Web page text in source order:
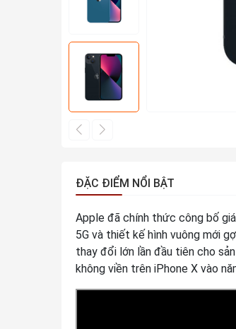
ĐẶC ĐIỂM NỔI BẬT
Apple đã chính thức công bố
5G và thiết kế hình vuông mới
thay đổi lớn lần đầu tiên cho
không viền trên iPhone X vào